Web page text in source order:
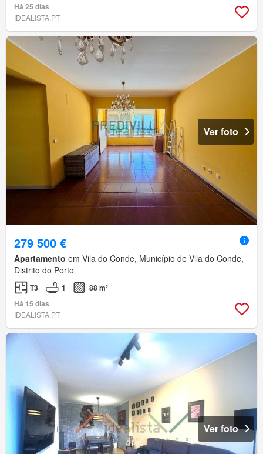
Há 25 dias
IDEALISTA.PT
Ver foto
279 500 €
Apartamento em Vila do Conde, Município de Vila do Conde,
Distrito do Porto
T3 1
88 m²
Há 15 dias
IDEALISTA.PT
Ver foto